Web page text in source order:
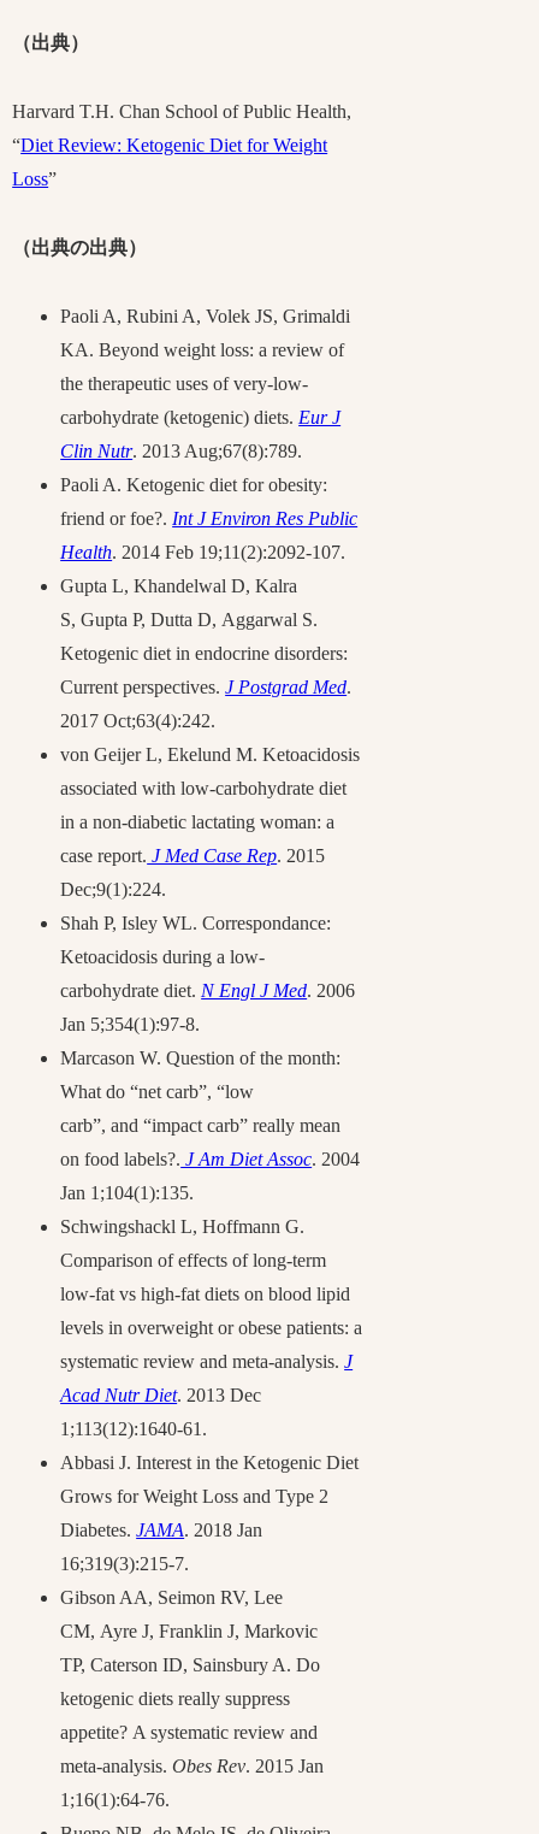
（出典）
Harvard T.H. Chan School of Public Health,
“Diet Review: Ketogenic Diet for Weight
Loss”
（出典の出典）
Paoli A, Rubini A, Volek JS, Grimaldi
KA. Beyond weight loss: a review of
the therapeutic uses of very-low-
carbohydrate (ketogenic) diets. Eur J
Clin Nutr. 2013 Aug;67(8):789.
Paoli A. Ketogenic diet for obesity:
friend or foe?. Int J Environ Res Public
Health. 2014 Feb 19;11(2):2092-107.
Gupta L, Khandelwal D, Kalra
S, Gupta P, Dutta D, Aggarwal S.
Ketogenic diet in endocrine disorders:
Current perspectives.J Postgrad Med.
2017 Oct;63(4):242.
von Geijer L, Ekelund M. Ketoacidosis
associated with low-carbohydrate diet
in a non-diabetic lactating woman: a
case report. J Med Case Rep. 2015
Dec;9(1):224.
Shah P, Isley WL. Correspondance:
Ketoacidosis during a low-
carbohydrate diet. N Engl J Med. 2006
Jan 5;354(1):97-8.
Marcason W. Question of the month:
What do “net carb”, “low
carb”, and “impact carb” really mean
on food labels?. J Am Diet Assoc. 2004
Jan 1;104(1):135.
Schwingshackl L, Hoffmann G.
Comparison of effects of long-term
low-fat vs high-fat diets on blood lipid
levels in overweight or obese patients: a
systematic review and meta-analysis.J
Acad Nutr Diet. 2013 Dec
1;113(12):1640-61.
Abbasi J. Interest in the Ketogenic Diet
Grows for Weight Loss and Type 2
Diabetes.JAMA. 2018 Jan
16;319(3):215-7.
Gibson AA, Seimon RV, Lee
CM, Ayre J, Franklin J, Markovic
TP, Caterson ID, Sainsbury A. Do
ketogenic diets really suppress
appetite? A systematic review and
meta‐analysis.Obes Rev. 2015 Jan
1;16(1):64-76.